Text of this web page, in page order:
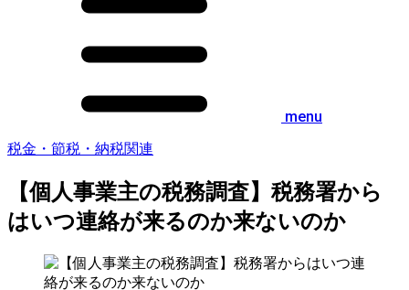
menu
税金・節税・納税関連
【個人事業主の税務調査】税務署から
はいつ連絡が来るのか来ないのか